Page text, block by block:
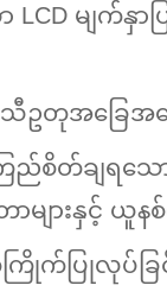
LCD မျက်နှ
ာသီဥတုအခြေ
ကြည်စိတ်ချ
ာများနှင့် ယူ
ြိုက်ပြုလုပ်ခြ